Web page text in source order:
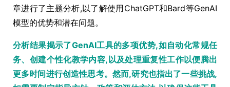
章进行了主题分析,以了解使用ChatGPT和Bard等GenAI
模型的优势和潜在问题。
分析结果揭示了GenAI工具的多项优势,如自动化常规任
务、创建个性化教学内容,以及处理重复性工作以便腾出
更多时间进行创造性思考。然而,研究也指出了一些挑战,